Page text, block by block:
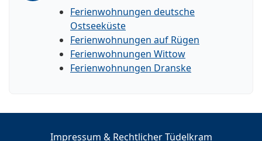
Ferienwohnungen deutsche
Ostseeküste
Ferienwohnungen auf Rügen
Ferienwohnungen Wittow
Ferienwohnungen Dranske
Impressum & Rechtlicher Tüdelkram